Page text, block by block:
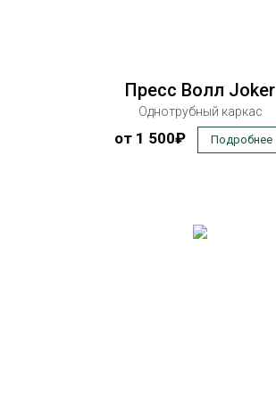
Пресс Волл Joker
Однотрубный каркас
от 1 500₽ Подробнее